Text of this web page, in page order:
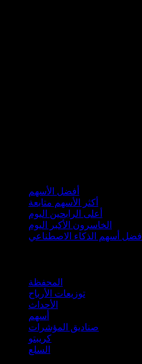
أفضل الأسهم
أكثر الأسهم متابعة
أعلى الرابحين اليوم
الخاسرون الأكبر اليوم
أفضل أسهم الذكاء الاصطناعي
المحفظة
توزيعات الأرباح
الأحداث
أسهم
صناديق المؤشرات
كريبتو
السلع